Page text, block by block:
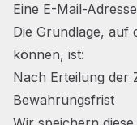
Eine E-Mail-Adresse
Die Grundlage, auf
können, ist:
Nach Erteilung der
Bewahrungsfrist